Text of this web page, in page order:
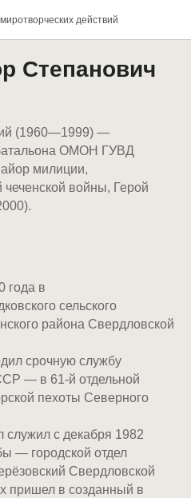
действий
Степанович
(1960—1999) —
ОМОН ГУВД
милиции,
чеченской войны, Герой
года в
сельского
района Свердловской
срочную службу
— в 61-й отдельной
пехоты Северного
служил с декабря 1982
— городской отдел
Свердловской
пришел в созданный в